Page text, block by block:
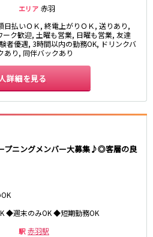
エリア 赤羽
日払いＯＫ, 終電上がりＯＫ, 送りあり,
ーク歓迎, 土曜も営業, 日曜も営業, 友達
者優遇, 3時間以内の勤務OK, ドリンクバ
あり, 同伴バックあり
詳細を見る
プニングメンバー大募集♪◎客層の良
◆週末のみOK ◆短期勤務OK
駅 赤羽駅
船橋
市川・浦安
松戸
津田沼
東金・茂原・長生
小山
水戸
取手
日立
日暮里駅
大塚駅
巣鴨駅
新大久保駅
有楽町駅
原宿駅
赤坂見附駅
四ツ谷駅